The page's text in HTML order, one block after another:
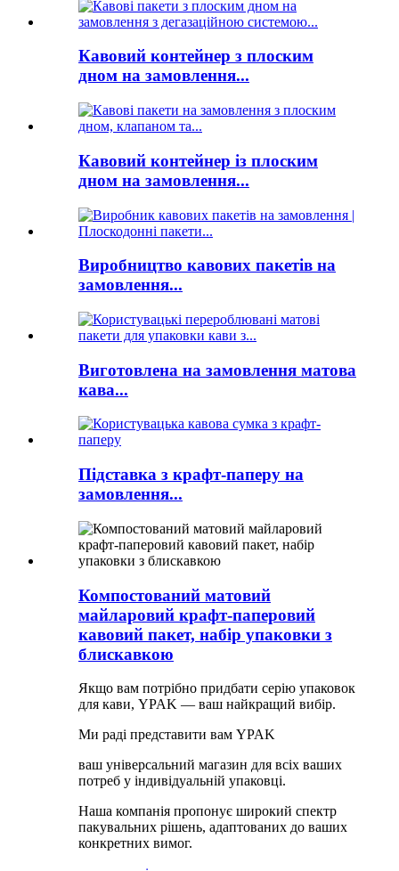
Кавовий контейнер з плоским
дном на замовлення...
Кавовий контейнер із плоским
дном на замовлення...
Виробництво кавових пакетів на
замовлення...
Виготовлена ​​на замовлення матова
кава...
Підставка з крафт-паперу на
замовлення...
Компостований матовий
майларовий крафт-паперовий
кавовий пакет, набір упаковки з
блискавкою
Якщо вам потрібно придбати серію упаковок
для кави, YPAK — ваш найкращий вибір.
Ми раді представити вам YPAK
ваш універсальний магазин для всіх ваших
потреб у індивідуальній упаковці.
Наша компанія пропонує широкий спектр
пакувальних рішень, адаптованих до ваших
конкретних вимог.